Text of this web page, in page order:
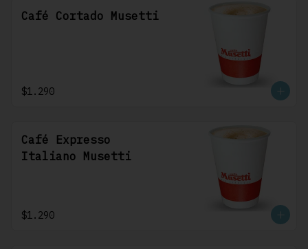
Café Cortado Musetti
$1.290
Café Expresso
Italiano Musetti
$1.290